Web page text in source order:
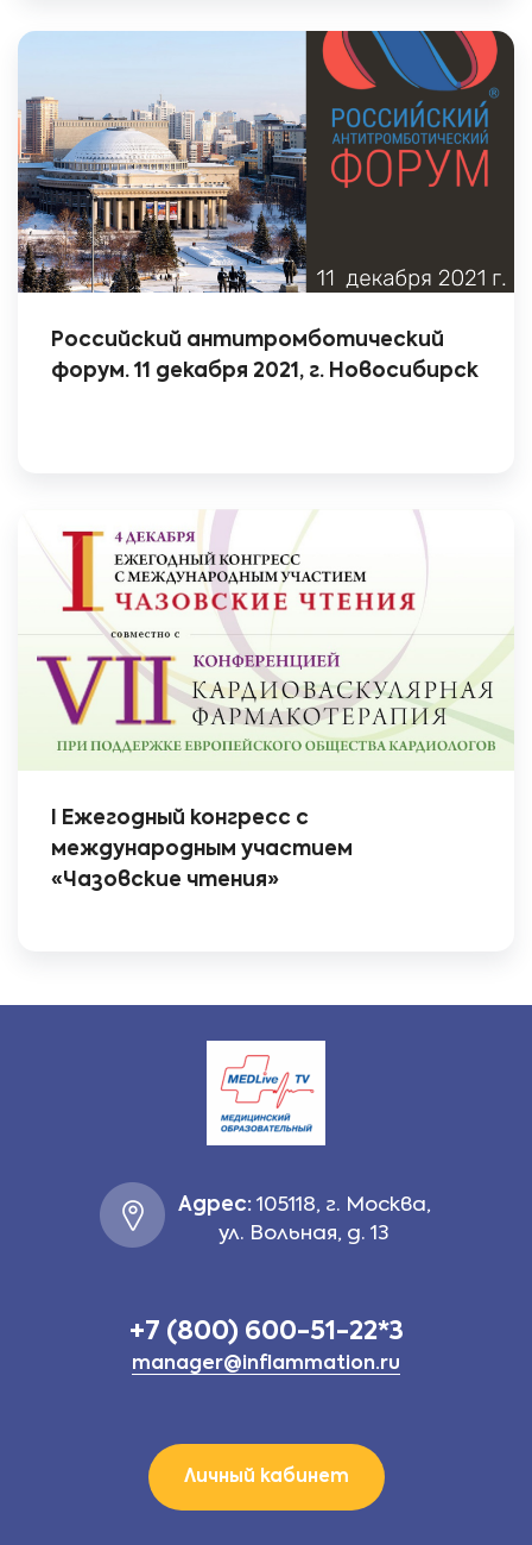
Российский антитромботический
форум. 11 декабря 2021, г. Новосибирск
I Ежегодный конгресс с
международным участием
«Чазовские чтения»
Адрес: 105118, г. Москва,
ул. Вольная, д. 13
+7 (800) 600-51-22*3
manager@inflammation.ru
Личный кабинет